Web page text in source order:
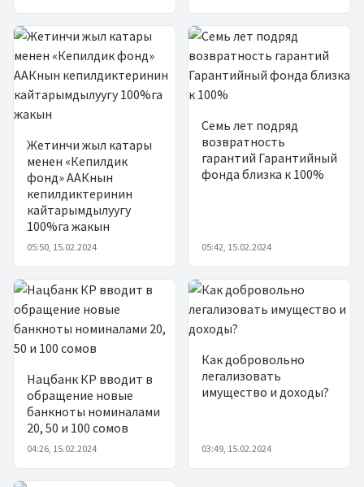
Жетинчи жыл катары
менен «Кепилдик
фонд» ААКнын
кепилдиктеринин
кайтарымдылуугу
100%га жакын
05:50, 15.02.2024
Семь лет подряд
возвратность
гарантий Гарантийный
фонда близка к 100%
05:42, 15.02.2024
Нацбанк КР вводит в
обращение новые
банкноты номиналами
20, 50 и 100 сомов
04:26, 15.02.2024
Как добровольно
легализовать
имущество и доходы?
03:49, 15.02.2024